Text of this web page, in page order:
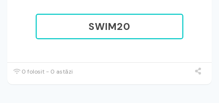
SWIM20
0 folosit - 0 astăzi